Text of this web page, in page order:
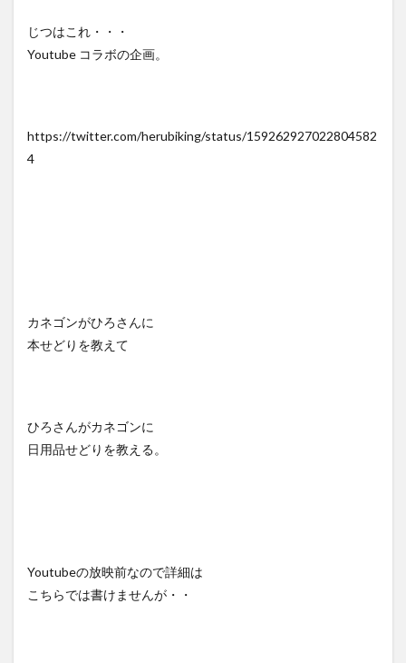
じつはこれ・・・
Youtube コラボの企画。
https://twitter.com/herubiking/status/159262927022804582
4
カネゴンがひろさんに
本せどりを教えて
ひろさんがカネゴンに
日用品せどりを教える。
Youtubeの放映前なので詳細は
こちらでは書けませんが・・